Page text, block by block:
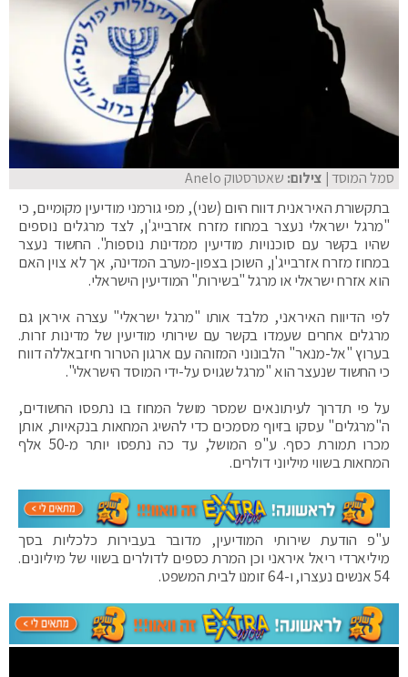
סמל המוסד| צילום: שאטרסטוק Anelo
בתקשורת האיראנית דווח היום (שני), מפי גורמני מודיעין מקומיים, כי
"מרגל ישראלי נעצר במחוז מזרח אזרבייג'ן, לצד מרגלים נוספים
שהיו בקשר עם סוכנויות מודיעין ממדינות נוספות". החשוד נעצר
במחוז מזרח אזרבייג'ן, השוכן בצפון-מערב המדינה, אך לא צוין האם
הוא אזרח ישראלי או מרגל "בשירות" המודיעין הישראלי.
לפי הדיווח האיראני, מלבד אותו "מרגל ישראלי" עצרה איראן גם
מרגלים אחרים שעמדו בקשר עם שירותי מודיעין של מדינות זרות.
בערוץ "אל-מנאר" הלבונוני המזוהה עם ארגון הטרור חיזבאללה דווח
כי החשוד שנעצר הוא "מרגל שגויס על-ידי המוסד הישראלי".
על פי תדרוך לעיתונאים שמסר מושל המחוז בו נתפסו החשודים,
ה"מרגלים" עסקו בזיוף מסמכים כדי להשיג המחאות בנקאיות, אותן
מכרו תמורת כסף. ע"פ המושל, עד כה נתפסו יותר מ-50 אלף
המחאות בשווי מיליוני דולרים.
ע"פ הודעת שירותי המודיעין, מדובר בעבירות כלכליות בסך
מיליארדי ריאל איראני וכן המרת כספים לדולרים בשווי של מיליונים.
54 אנשים נעצרו, ו-64 זומנו לבית המשפט.